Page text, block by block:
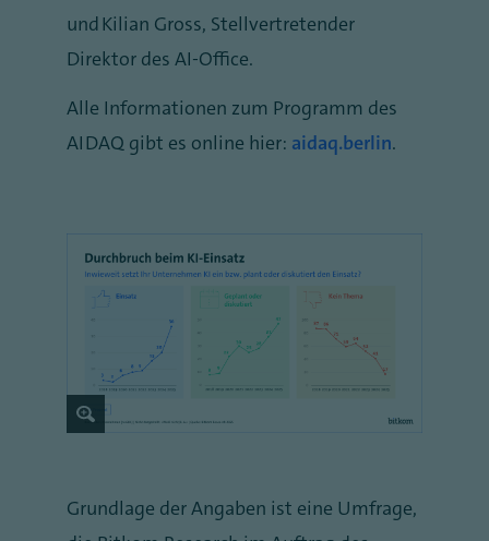
und Kilian Gross, Stellvertretender
Direktor des AI-Office.
Alle Informationen zum Programm des
AIDAQ gibt es online hier: aidaq.berlin.
Grundlage der Angaben ist eine Umfrage,